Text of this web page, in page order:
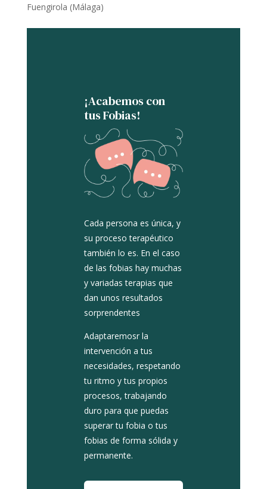
Fuengirola (Málaga)
¡Acabemos con
tus Fobias!
Cada persona es única, y
su proceso terapéutico
también lo es. En el caso
de las fobias hay muchas
y variadas terapias que
dan unos resultados
sorprendentes
Adaptaremosr la
intervención a tus
necesidades, respetando
tu ritmo y tus propios
procesos, trabajando
duro para que puedas
superar tu fobia o tus
fobias de forma sólida y
permanente.